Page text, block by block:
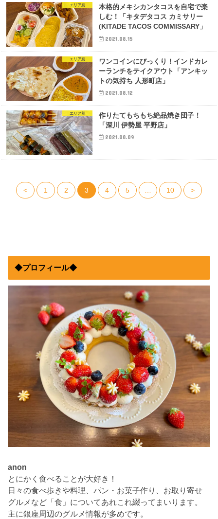
エリア別
本格的メキシカンタコスを自宅で楽
しむ！「キタデタコス カミサリー
(KITADE TACOS COMMISSARY」
2021.08.15
エリア別
ワンコインにびっくり！インドカレ
ーランチをテイクアウト「アンキッ
トの気持ち 人形町店」
2021.08.12
エリア別
作りたてもちもち絶品焼き団子！
「深川 伊勢屋 平野店」
2021.08.09
< 1 2 3 4 5 … 10 >
◆プロフィール◆
anon
とにかく食べることが大好き！
日々の食べ歩きや料理、パン・お菓子作り、お取り寄せ
グルメなど「食」についてあれこれ綴ってまいります。
主に銀座周辺のグルメ情報が多めです。